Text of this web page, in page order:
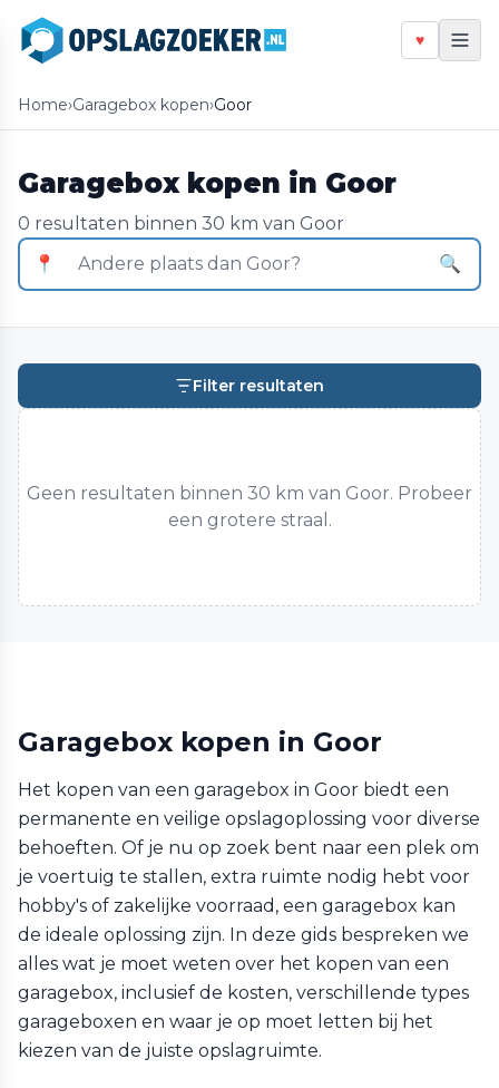
♥
Home›Garagebox kopen›Goor
Garagebox kopen in Goor
0 resultaten binnen 30 km van Goor
📍
🔍
Filter resultaten
Geen resultaten binnen 30 km van Goor. Probeer
een grotere straal.
Garagebox kopen in Goor
Het kopen van een garagebox in Goor biedt een
permanente en veilige opslagoplossing voor diverse
behoeften. Of je nu op zoek bent naar een plek om
je voertuig te stallen, extra ruimte nodig hebt voor
hobby's of zakelijke voorraad, een garagebox kan
de ideale oplossing zijn. In deze gids bespreken we
alles wat je moet weten over het kopen van een
garagebox, inclusief de kosten, verschillende types
garageboxen en waar je op moet letten bij het
kiezen van de juiste opslagruimte.